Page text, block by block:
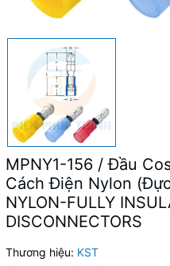
MPNY1-156 / Đầu
Cách Điện Nylon
NYLON-FULLY
DISCONNECTORS
Thương hiệu: KST